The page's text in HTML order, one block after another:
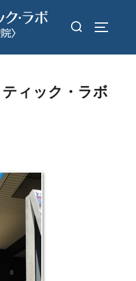
検
対
ィック・ラボ